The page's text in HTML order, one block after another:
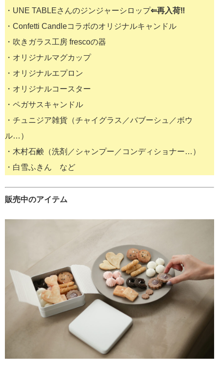
・UNE TABLEさんのジンジャーシロップ⇐再入荷‼
・Confetti Candleコラボのオリジナルキャンドル
・吹きガラス工房 frescoの器
・オリジナルマグカップ
・オリジナルエプロン
・オリジナルコースター
・ペガサスキャンドル
・チュニジア雑貨（チャイグラス／バブーシュ／ボウ
ル…）
・木村石鹸（洗剤／シャンプー／コンディショナー…）
・白雪ふきん など
販売中のアイテム